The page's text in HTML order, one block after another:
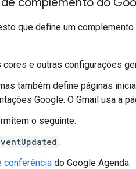
que define um
e outras configurações
também define páginas
Google. O Gmail usa a
o seguinte:
.
conferência do Google Agenda.